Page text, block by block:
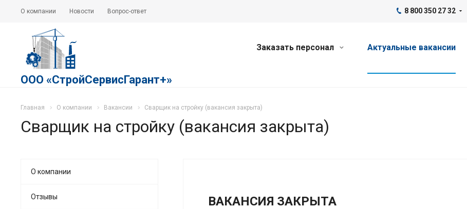
О компании Новости Вопрос-ответ 8 800 350 27 32
ООО «СтройСервисГарант+»
Заказать персонал Актуальные вакансии
Главная О компании Вакансии Сварщик на стройку (вакансия закрыта)
Сварщик на стройку (вакансия закрыта)
ВАКАНСИЯ ЗАКРЫТА
О компании
Отзывы